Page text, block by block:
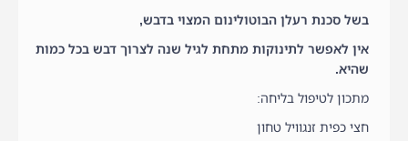
בשל סכנת רעלן הבוטולינום המצוי בדבש,
אין לאפשר לתינוקות מתחת לגיל שנה לצרוך דבש בכל כמות
שהיא.
מתכון לטיפול בליחה:
חצי כפית זנגוויל טחון